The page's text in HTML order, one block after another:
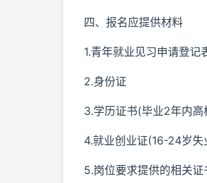
四、报名应提供材料
1.青年就业见习申请登记
2.身份证
3.学历证书(毕业2年内高
4.就业创业证(16-24岁失
5.岗位要求提供的相关证